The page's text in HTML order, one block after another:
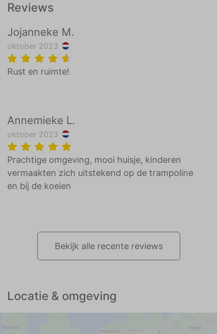
Reviews
Jojanneke M.
oktober 2023
Rust en ruimte!
Annemieke L.
oktober 2023
Prachtige omgeving, mooi huisje, kinderen
vermaakten zich uitstekend op de trampoline
en bij de koeien
Bekijk alle recente reviews
Locatie & omgeving